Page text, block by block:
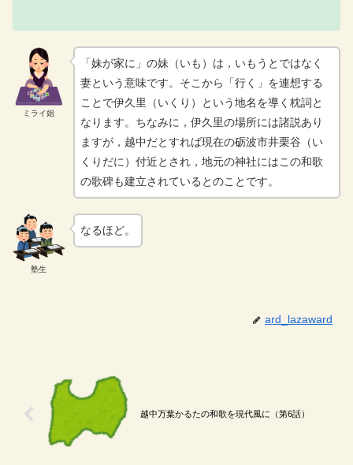
ミライ姐
「妹が家に」の妹（いも）は，いもうとではなく
妻という意味です。そこから「行く」を連想する
ことで伊久里（いくり）という地名を導く枕詞と
なります。ちなみに，伊久里の場所には諸説あり
ますが，越中だとすれば現在の砺波市井栗谷（い
くりだに）付近とされ，地元の神社にはこの和歌
の歌碑も建立されているとのことです。
塾生
なるほど。
ard_lazaward
越中万葉かるたの和歌を現代風に（第6話）